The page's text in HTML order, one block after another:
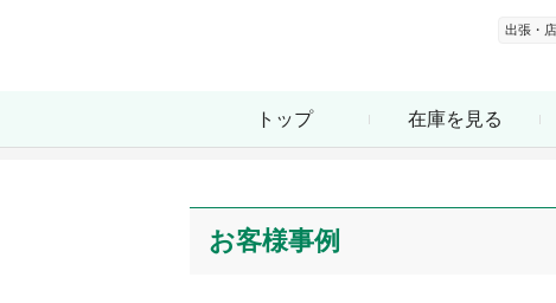
出張・
トップ 在庫を見る
お客様事例